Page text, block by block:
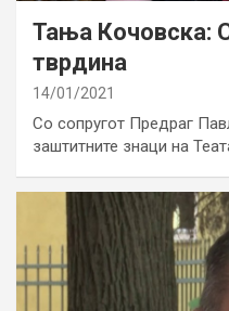
Тања Кочовска:
тврдина
14/01/2021
Со сопругот Предраг
заштитните знаци на